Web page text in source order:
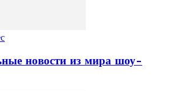
новости из мира шоу-